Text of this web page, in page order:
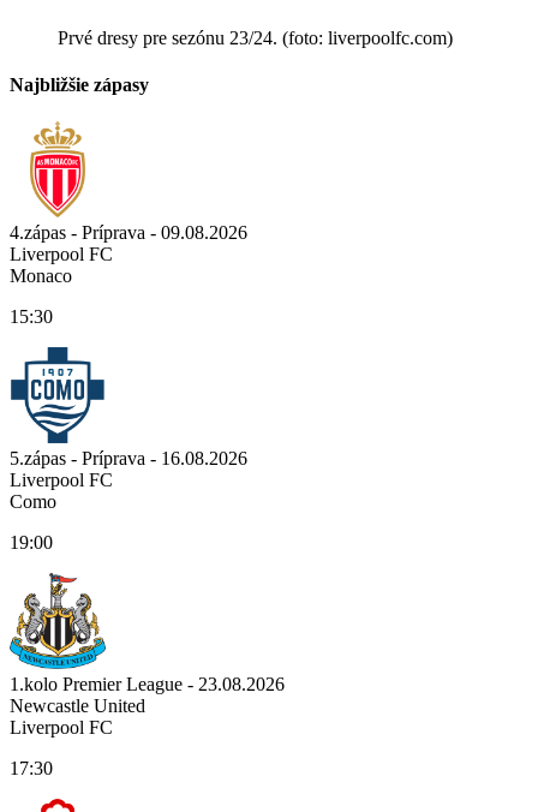
Prvé dresy pre sezónu 23/24. (foto: liverpoolfc.com)
Najbližšie zápasy
4.zápas - Príprava - 09.08.2026
Liverpool FC
Monaco
15:30
5.zápas - Príprava - 16.08.2026
Liverpool FC
Como
19:00
1.kolo Premier League - 23.08.2026
Newcastle United
Liverpool FC
17:30